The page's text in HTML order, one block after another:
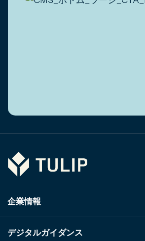
Tulip
企業情報
デジタルガイダンス